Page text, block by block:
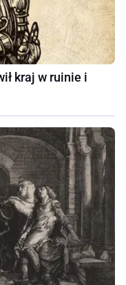
kraj w ruinie i